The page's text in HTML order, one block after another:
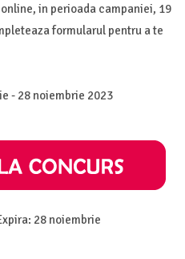
in perioada campaniei, 19
formularul pentru a te
- 28 noiembrie 2023
28 noiembrie